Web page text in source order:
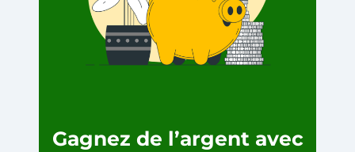
Gagnez de l’argent avec